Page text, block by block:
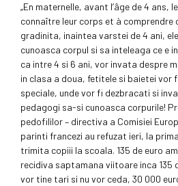
„En maternelle, avant l’âge de 4 ans,
connaître leur corps et à comprendre
gradinita, inaintea varstei de 4 ani,
cunoasca corpul si sa inteleaga ce e
ca intre 4 si 6 ani, vor invata despre
in clasa a doua, fetitele si baietei vor
speciale, unde vor fi dezbracati si
pedagogi sa-si cunoasca corpurile!
pedofililor – directiva a Comisiei
parinti francezi au refuzat ieri, la
trimita copiii la scoala. 135 de euro
recidiva saptamana viitoare inca 135
vor tine tari si nu vor ceda, 30 000